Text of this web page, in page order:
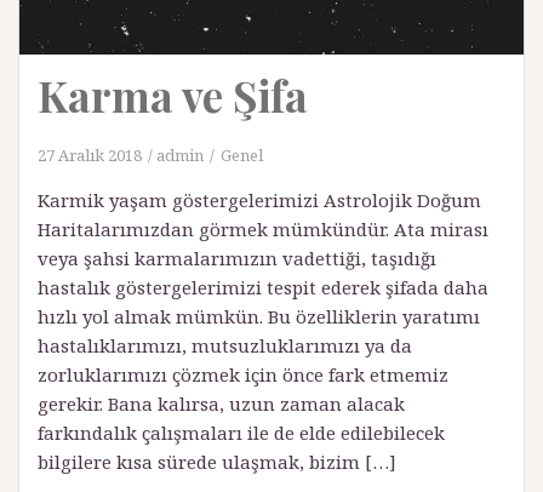
Karma ve Şifa
27 Aralık 2018 admin Genel
Karmik yaşam göstergelerimizi Astrolojik Doğum
Haritalarımızdan görmek mümkündür. Ata mirası
veya şahsi karmalarımızın vadettiği, taşıdığı
hastalık göstergelerimizi tespit ederek şifada daha
hızlı yol almak mümkün. Bu özelliklerin yaratımı
hastalıklarımızı, mutsuzluklarımızı ya da
zorluklarımızı çözmek için önce fark etmemiz
gerekir. Bana kalırsa, uzun zaman alacak
farkındalık çalışmaları ile de elde edilebilecek
bilgilere kısa sürede ulaşmak, bizim […]